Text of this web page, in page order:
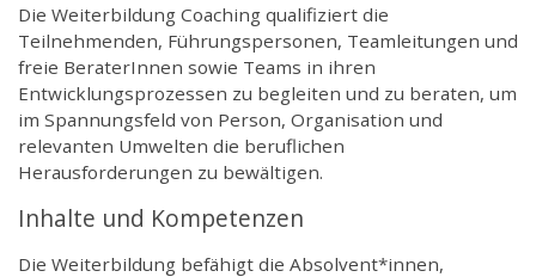
Die Weiterbildung Coaching qualifiziert die
Teilnehmenden, Führungspersonen, Teamleitungen und
freie BeraterInnen sowie Teams in ihren
Entwicklungsprozessen zu begleiten und zu beraten, um
im Spannungsfeld von Person, Organisation und
relevanten Umwelten die beruflichen
Herausforderungen zu bewältigen.
Inhalte und Kompetenzen
Die Weiterbildung befähigt die Absolvent*innen,